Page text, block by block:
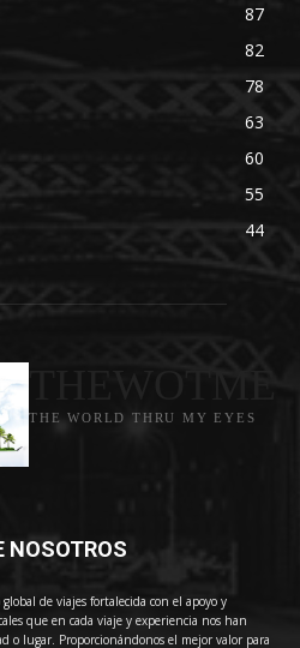
87
82
78
63
60
55
44
THE WORLD THRU MY EYES
NOSOTROS
de viajes fortalecida con el apoyo y
que en cada viaje y experiencia nos han
o lugar. Proporcionándonos el mejor valor para